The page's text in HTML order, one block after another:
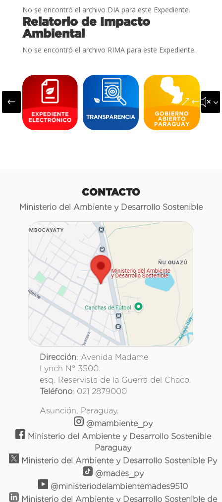
No se encontró el archivo DIA para este Expediente.
Relatorio de Impacto
Ambiental
No se encontró el archivo RIMA para este Expediente.
#
CONTACTO
Ministerio del Ambiente y Desarrollo Sostenible
Dirección: Avenida Madame
Lynch N° 3500.
esq. Reservista de la Guerra del Chaco.
Teléfono: 021 2879000
Asunción, Paraguay.
@mambiente_py
Ministerio del Ambiente y Desarrollo Sostenible
Paraguay
Ministerio del Ambiente y Desarrollo Sostenible Py
@mades_py
@ministeriodelambientemades9510
Ministerio del Ambiente y Desarrollo Sostenible de